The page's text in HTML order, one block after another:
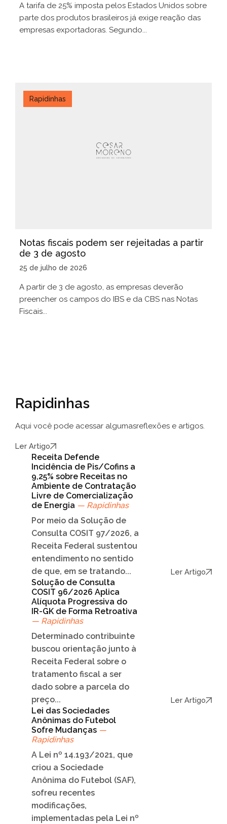
A tarifa de 25% imposta pelos Estados Unidos sobre
parte dos produtos brasileiros já exige reação das
empresas exportadoras. Segundo...
Rapidinhas
Notas fiscais podem ser rejeitadas a partir
de 3 de agosto
25 de julho de 2026
A partir de 3 de agosto, as empresas deverão
preencher os campos do IBS e da CBS nas Notas
Fiscais...
Rapidinhas
Aqui você pode acessar algumasreflexões e artigos.
Ler Artigo
Receita Defende
Incidência de Pis/Cofins a
9,25% sobre Receitas no
Ambiente de Contratação
Livre de Comercialização
de Energia — Rapidinhas
Por meio da Solução de
Consulta COSIT 97/2026, a
Receita Federal sustentou
entendimento no sentido
de que, em se tratando...
Ler Artigo
Solução de Consulta
COSIT 96/2026 Aplica
Alíquota Progressiva do
IR-GK de Forma Retroativa
— Rapidinhas
Determinado contribuinte
buscou orientação junto à
Receita Federal sobre o
tratamento fiscal a ser
dado sobre a parcela do
preço...
Ler Artigo
Lei das Sociedades
Anônimas do Futebol
Sofre Mudanças —
Rapidinhas
A Lei nº 14.193/2021, que
criou a Sociedade
Anônima do Futebol (SAF),
sofreu recentes
modificações,
implementadas pela Lei nº